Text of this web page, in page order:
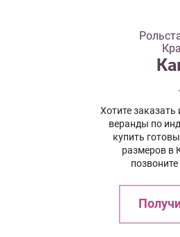
Хотите заказать
веранды по
купить
размеров в